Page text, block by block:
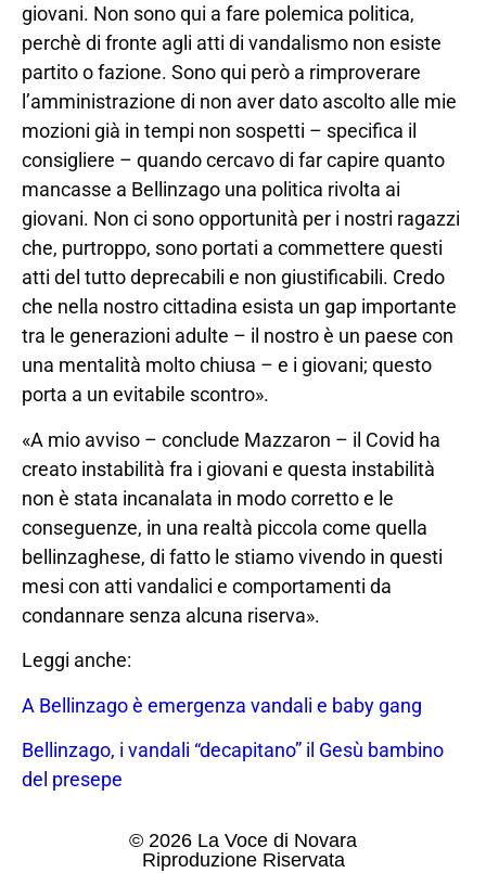
giovani. Non sono qui a fare polemica politica,
perchè di fronte agli atti di vandalismo non esiste
partito o fazione. Sono qui però a rimproverare
l’amministrazione di non aver dato ascolto alle mie
mozioni già in tempi non sospetti – specifica il
consigliere – quando cercavo di far capire quanto
mancasse a Bellinzago una politica rivolta ai
giovani. Non ci sono opportunità per i nostri ragazzi
che, purtroppo, sono portati a commettere questi
atti del tutto deprecabili e non giustificabili. Credo
che nella nostro cittadina esista un gap importante
tra le generazioni adulte – il nostro è un paese con
una mentalità molto chiusa – e i giovani; questo
porta a un evitabile scontro».
«A mio avviso – conclude Mazzaron – il Covid ha
creato instabilità fra i giovani e questa instabilità
non è stata incanalata in modo corretto e le
conseguenze, in una realtà piccola come quella
bellinzaghese, di fatto le stiamo vivendo in questi
mesi con atti vandalici e comportamenti da
condannare senza alcuna riserva».
Leggi anche:
A Bellinzago è emergenza vandali e baby gang
Bellinzago, i vandali “decapitano” il Gesù bambino
del presepe
© 2026 La Voce di Novara
Riproduzione Riservata